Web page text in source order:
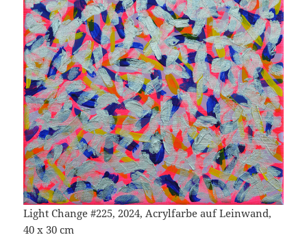
Light Change #225, 2024, Acrylfarbe auf Leinwand,
40 x 30 cm